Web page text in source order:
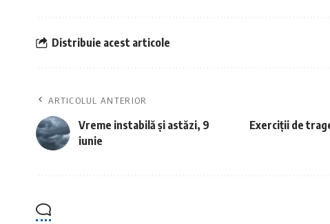
Distribuie acest articole
ARTICOLUL ANTERIOR
Vreme instabilă și astăzi, 9
iunie
Exerciții de